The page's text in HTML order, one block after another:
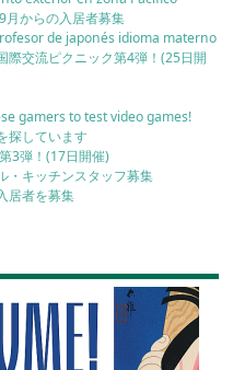
月からの入居者募集
de japonés idioma materno
際交流ピクニック第4弾！(25日開
gamers to test video games!
探しています
3弾！(17日開催)
・キッチンスタッフ募集
居者を募集